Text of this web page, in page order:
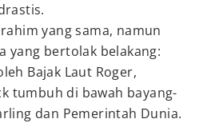
yang sama, namun
yang bertolak belakang:
Bajak Laut Roger,
tumbuh di bawah bayang-
dan Pemerintah Dunia.